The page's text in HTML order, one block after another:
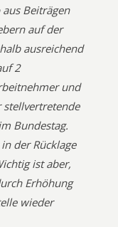
Beiträgen
auf der
ausreichend
2
und
stellvertretende
Bundestag.
der Rücklage
ist aber,
Erhöhung
wieder